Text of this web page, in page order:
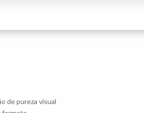
de pureza visual